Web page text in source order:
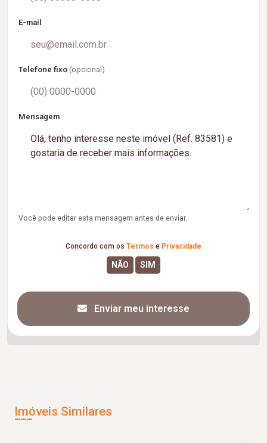
E-mail
Telefone fixo (opcional)
Mensagem
Você pode editar esta mensagem antes de enviar.
Concordo com os Termos e Privacidade
Enviar meu interesse
Imóveis Similares